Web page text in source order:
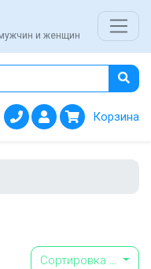
и женщин
Корзина
Сортировка ...